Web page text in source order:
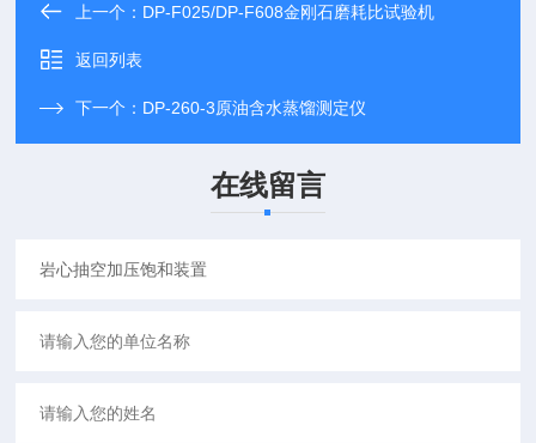
上一个： DP-F025/DP-F608金刚石磨耗比试验机
返回列表
下一个： DP-260-3原油含水蒸馏测定仪
在线留言